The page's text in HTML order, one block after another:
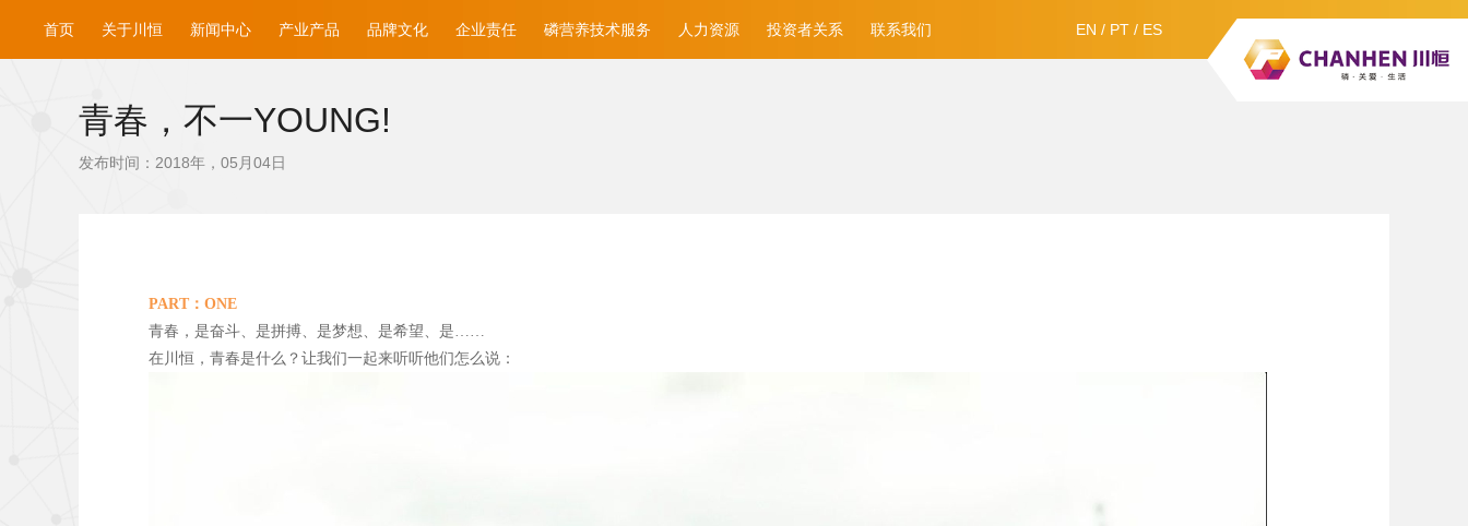
EN / PT / ES
首页 关于川恒 新闻中心 产业产品 品牌文化 企业责任 磷营养技术服务 人力资源 投资者关系 联系我们
青春，不一YOUNG!
发布时间：2018年，05月04日
PART ：ONE
青春，是奋斗、是拼搏、是梦想、是希望、是……
在川恒，青春是什么？让我们一起来听听他们怎么说：